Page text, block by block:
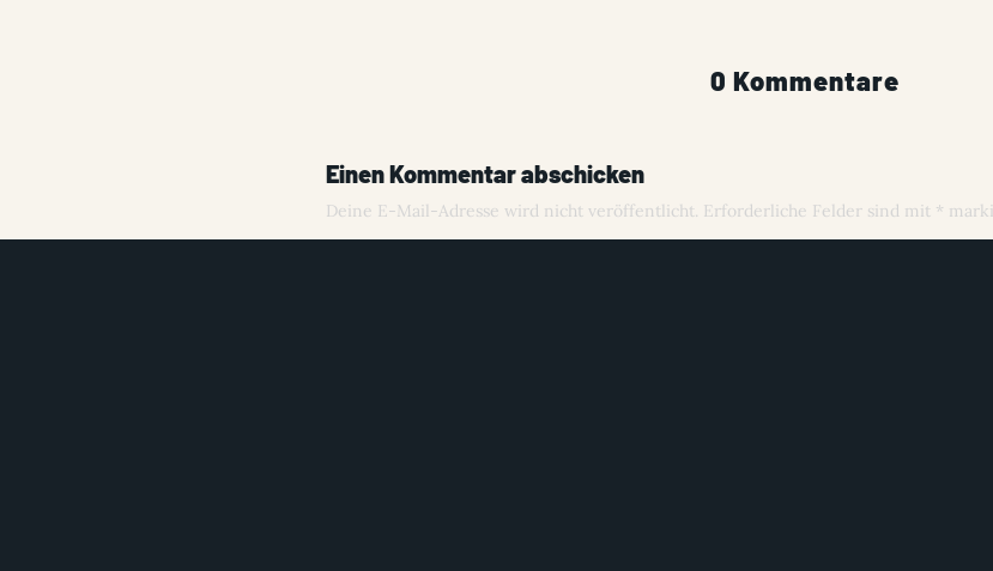
0 Kommentare
Einen Kommentar abschicken
Deine E-Mail-Adresse wird nicht veröffentlicht. Erforderliche Felder sind mit *